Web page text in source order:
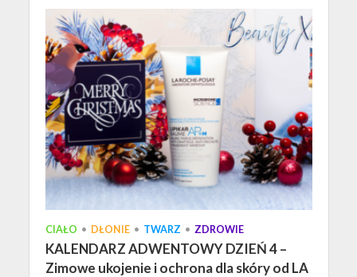
CIAŁO • DŁONIE • TWARZ • ZDROWIE
KALENDARZ ADWENTOWY DZIEŃ 4 –
Zimowe ukojenie i ochrona dla skóry od LA